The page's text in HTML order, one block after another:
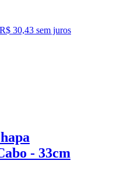
R$ 30,43 sem juros
- 33cm